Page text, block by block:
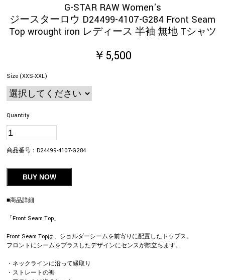
G-STAR RAW Women's
ジースターロウ D24499-4107-G284 Front Seam
Top wrought iron レディース 半袖 無地 Tシャツ
￥5,500
Size (XXS-XXL)
Quantity
商品番号：D24499-4107-G284
BUY NOW
■商品詳細
「Front Seam Top」
Front Seam Topは、ショルダーシームを前寄りに配置したトップス。
フロントにシームをプラスしたデザインにセンスが際立ちます。
・ネックラインに沿って縁取り
・ストレートの裾